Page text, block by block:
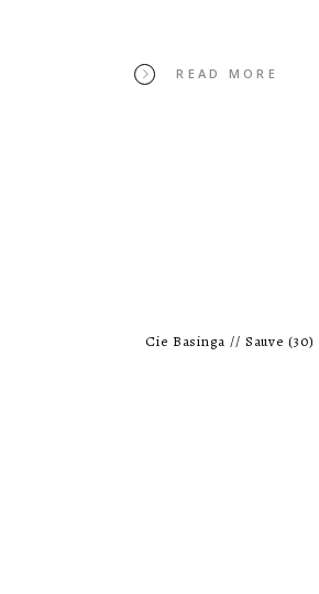
READ MORE
Cie Basinga // Sauve